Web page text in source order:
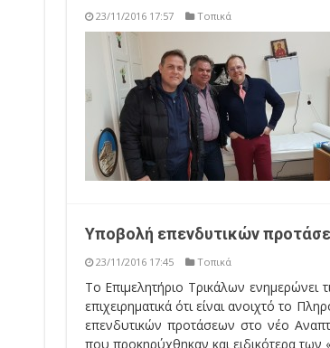
23/11/2016 17:57 Τοπικά
Υποβολή επενδυτικών
23/11/2016 17:45 Τοπικά
Το Επιμελητήριο Τρικάλων ενημερώνει
επιχειρηματικά ότι είναι ανοιχτό το
επενδυτικών προτάσεων στο νέο
που προκηρύχθηκαν και ειδικότερα των